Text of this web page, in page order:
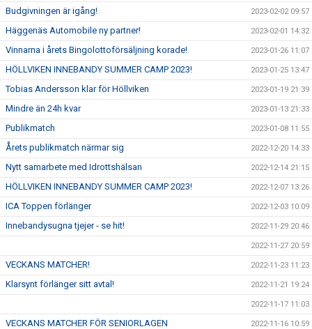
Budgivningen är igång! 2023-02-02 09:57
Häggenäs Automobile ny partner! 2023-02-01 14:32
Vinnarna i årets Bingolottoförsäljning korade! 2023-01-26 11:07
HÖLLVIKEN INNEBANDY SUMMER CAMP 2023! 2023-01-25 13:47
Tobias Andersson klar för Höllviken 2023-01-19 21:39
Mindre än 24h kvar 2023-01-13 21:33
Publikmatch 2023-01-08 11:55
Årets publikmatch närmar sig 2022-12-20 14:33
Nytt samarbete med Idrottshälsan 2022-12-14 21:15
HÖLLVIKEN INNEBANDY SUMMER CAMP 2023! 2022-12-07 13:26
ICA Toppen förlänger 2022-12-03 10:09
Innebandysugna tjejer - se hit! 2022-11-29 20:46
2022-11-27 20:59
VECKANS MATCHER! 2022-11-23 11:23
Klarsynt förlänger sitt avtal! 2022-11-21 19:24
2022-11-17 11:03
VECKANS MATCHER FÖR SENIORLAGEN 2022-11-16 10:59